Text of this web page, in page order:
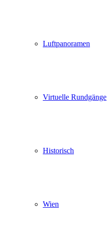
Luftpanoramen
Virtuelle Rundgänge
Historisch
Wien